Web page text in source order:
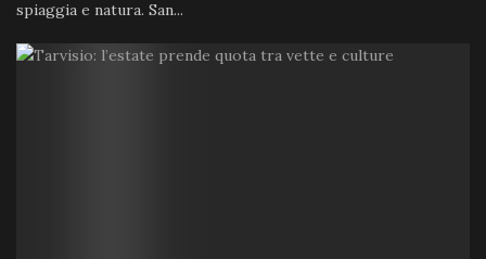
spiaggia e natura. San...